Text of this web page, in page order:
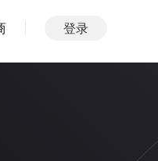
登录